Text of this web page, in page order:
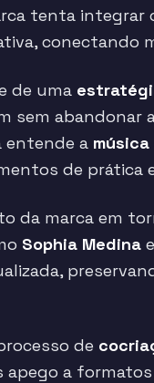
tenta integrar
conectando
de uma
sem
entende a música
de prática
da marca em
Sophia Medina e
de
a